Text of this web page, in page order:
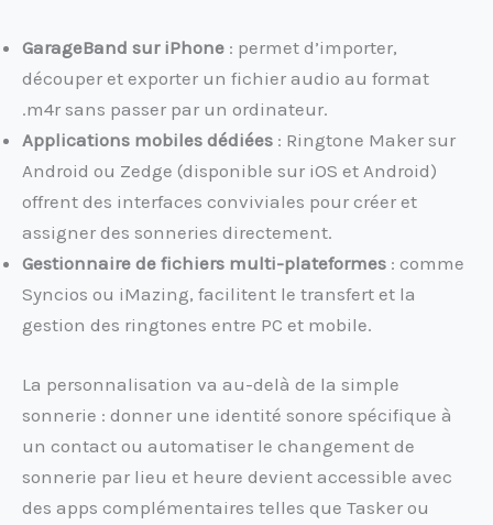
GarageBand sur iPhone : permet d’importer,
découper et exporter un fichier audio au format
.m4r sans passer par un ordinateur.
Applications mobiles dédiées : Ringtone Maker sur
Android ou Zedge (disponible sur iOS et Android)
offrent des interfaces conviviales pour créer et
assigner des sonneries directement.
Gestionnaire de fichiers multi-plateformes : comme
Syncios ou iMazing, facilitent le transfert et la
gestion des ringtones entre PC et mobile.
La personnalisation va au-delà de la simple
sonnerie : donner une identité sonore spécifique à
un contact ou automatiser le changement de
sonnerie par lieu et heure devient accessible avec
des apps complémentaires telles que Tasker ou